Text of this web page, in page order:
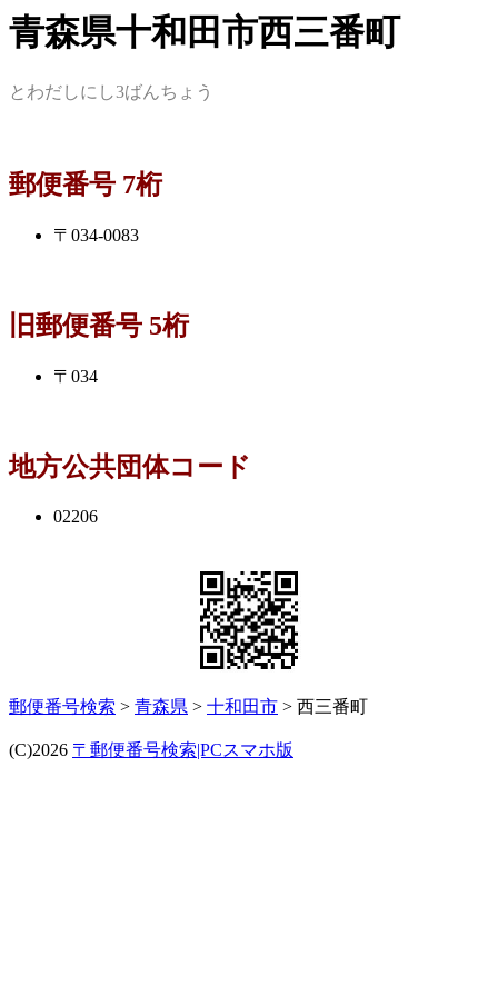
青森県十和田市西三番町
とわだしにし3ばんちょう
郵便番号 7桁
〒034-0083
旧郵便番号 5桁
〒034
地方公共団体コード
02206
郵便番号検索 > 青森県 > 十和田市 > 西三番町
(C)2026 〒郵便番号検索|PCスマホ版